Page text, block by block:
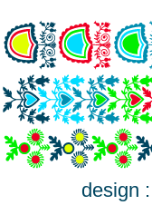
design